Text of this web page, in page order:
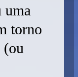
uma
torno
(ou